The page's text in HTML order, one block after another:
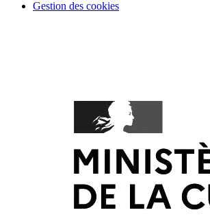
Gestion des cookies